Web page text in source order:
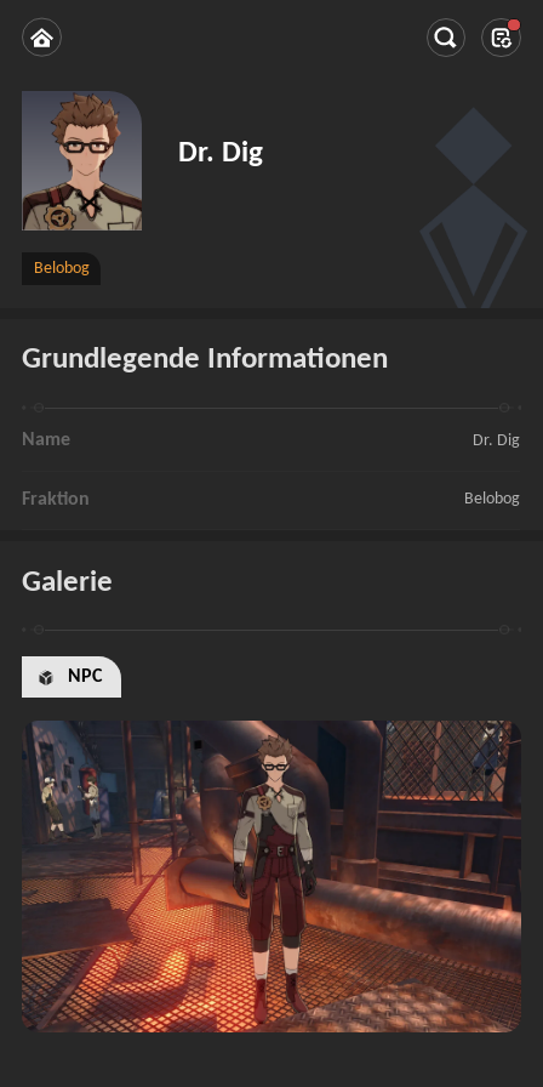
Dr. Dig
Belobog
Grundlegende Informationen
Name Dr. Dig
Fraktion Belobog
Galerie
NPC